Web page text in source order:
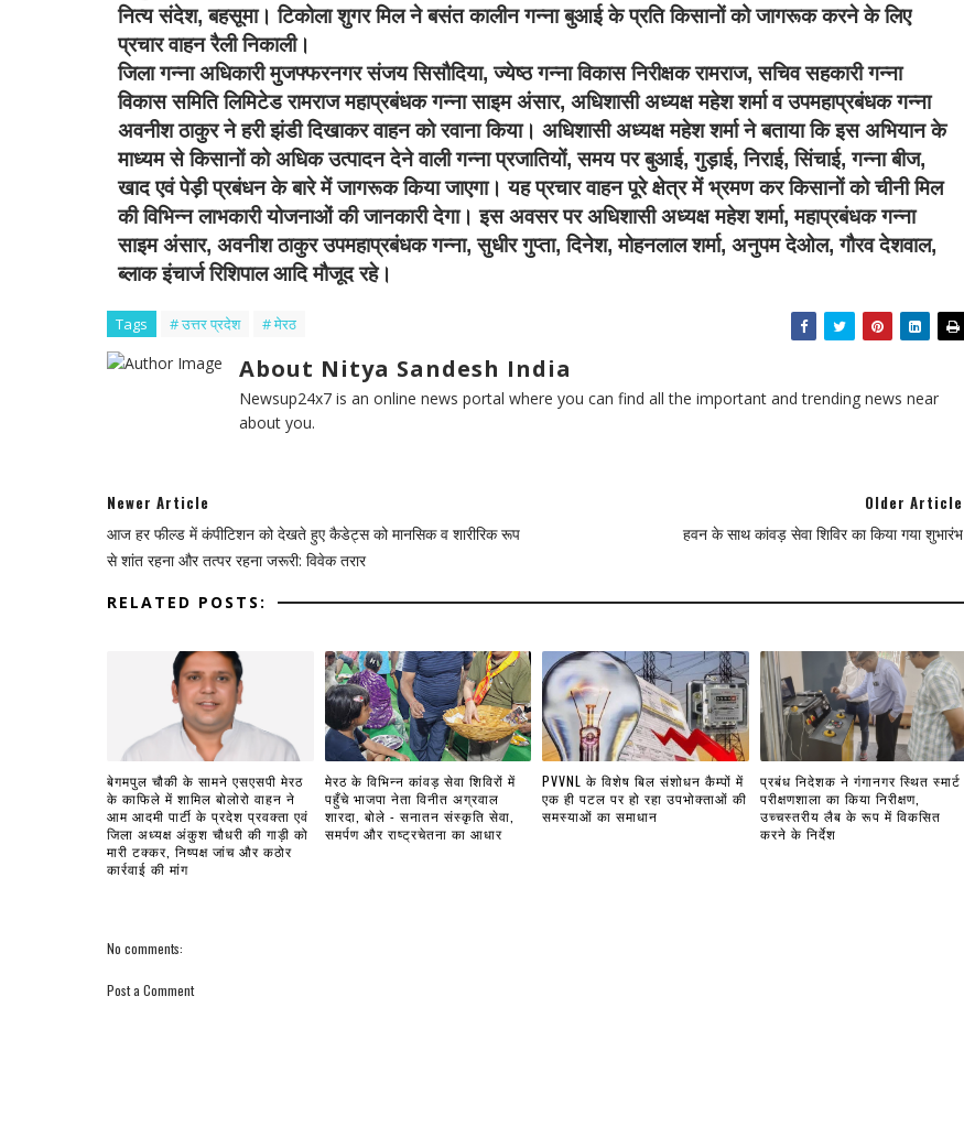
नित्य संदेश,बहसूमा। टिकोला शुगर मिल ने बसंत कालीन गन्ना बुआई के प्रति किसानों को जागरूक करने के लिए
प्रचार वाहन रैली निकाली।
जिला गन्ना अधिकारी मुजफ्फरनगर संजय सिसौदिया, ज्येष्ठ गन्ना विकास निरीक्षक रामराज, सचिव सहकारी गन्ना
विकास समिति लिमिटेड रामराज महाप्रबंधक गन्ना साइम अंसार, अधिशासी अध्यक्ष महेश शर्मा व उपमहाप्रबंधक गन्ना
अवनीश ठाकुर ने हरी झंडी दिखाकर वाहन को रवाना किया। अधिशासी अध्यक्ष महेश शर्मा ने बताया कि इस अभियान के
माध्यम से किसानों को अधिक उत्पादन देने वाली गन्ना प्रजातियों, समय पर बुआई, गुड़ाई, निराई, सिंचाई, गन्ना बीज,
खाद एवं पेड़ी प्रबंधन के बारे में जागरूक किया जाएगा। यह प्रचार वाहन पूरे क्षेत्र में भ्रमण कर किसानों को चीनी मिल
की विभिन्न लाभकारी योजनाओं की जानकारी देगा। इस अवसर पर अधिशासी अध्यक्ष महेश शर्मा, महाप्रबंधक गन्ना
साइम अंसार, अवनीश ठाकुर उपमहाप्रबंधक गन्ना, सुधीर गुप्ता, दिनेश, मोहनलाल शर्मा, अनुपम देओल, गौरव देशवाल,
ब्लाक इंचार्ज रिशिपाल आदि मौजूद रहे।
Tags # उत्तर प्रदेश # मेरठ
About Nitya Sandesh India
Newsup24x7 is an online news portal where you can find all the important and trending news near
about you.
Newer Article
आज हर फील्ड में कंपीटिशन को देखते हुए कैडेट्स को मानसिक व शारीरिक रूप
से शांत रहना और तत्पर रहना जरूरी: विवेक तरार
Older Article
हवन के साथ कांवड़ सेवा शिविर का किया गया शुभारंभ
RELATED POSTS:
बेगमपुल चौकी के सामने एसएसपी मेरठ
के काफिले में शामिल बोलोरो वाहन ने
आम आदमी पार्टी के प्रदेश प्रवक्ता एवं
जिला अध्यक्ष अंकुश चौधरी की गाड़ी को
मारी टक्कर, निष्पक्ष जांच और कठोर
कार्रवाई की मांग
मेरठ के विभिन्न कांवड़ सेवा शिविरों में
पहुँचे भाजपा नेता विनीत अग्रवाल
शारदा, बोले - सनातन संस्कृति सेवा,
समर्पण और राष्ट्रचेतना का आधार
PVVNL के विशेष बिल संशोधन कैम्पों में
एक ही पटल पर हो रहा उपभोक्ताओं की
समस्याओं का समाधान
प्रबंध निदेशक ने गंगानगर स्थित स्मार्ट
परीक्षणशाला का किया निरीक्षण,
उच्चस्तरीय लैब के रूप में विकसित
करने के निर्देश
No comments:
Post a Comment